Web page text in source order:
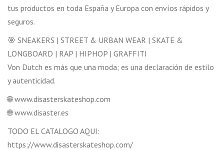
tus productos en toda España y Europa con envíos rápidos y
seguros.
🎯 SNEAKERS | STREET & URBAN WEAR | SKATE &
LONGBOARD | RAP | HIPHOP | GRAFFITI
Von Dutch es más que una moda; es una declaración de estilo
y autenticidad.
🌐 www.disasterskateshop.com
🌐 www.disaster.es
TODO EL CATALOGO AQUI:
https://www.disasterskateshop.com/